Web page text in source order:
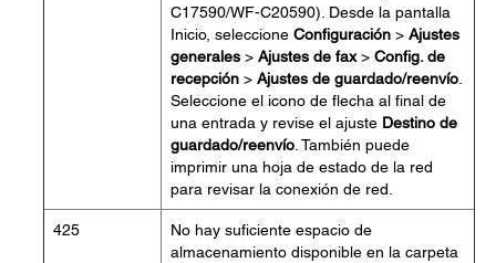
C17590/WF-C20590). Desde la pantalla
Inicio, seleccione Configuración > Ajustes
generales > Ajustes de fax> Config. de
recepción > Ajustes de guardado/reenvío
Seleccione el icono de flecha al final de
una entrada y revise el ajuste Destino de
guardado/reenvío . También puede
imprimir una hoja de estado de la red
para revisar la conexión de red.
425
No hay suficiente espacio de
almacenamiento disponible en la carpeta